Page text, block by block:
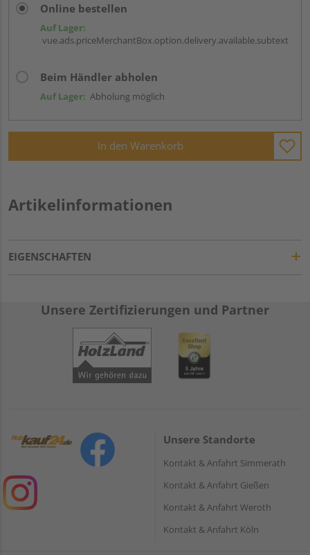
Online bestellen
Auf Lager:
vue.ads.priceMerchantBox.option.delivery.available.subtext
Beim Händler abholen
Auf Lager: Abholung möglich
In den Warenkorb
Artikelinformationen
EIGENSCHAFTEN
Unsere Zertifizierungen und Partner
Unsere Standorte
Kontakt & Anfahrt Simmerath
Kontakt & Anfahrt Gießen
Kontakt & Anfahrt Weroth
Kontakt & Anfahrt Köln